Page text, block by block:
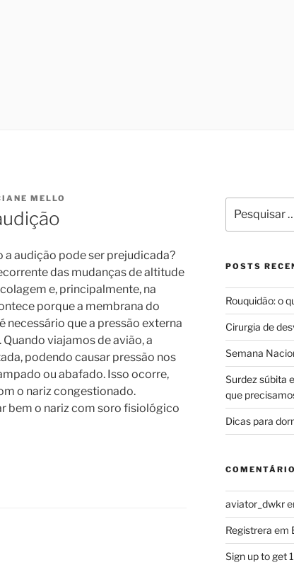
MELLO
a audição pode ser prejudicada?
das mudanças de altitude
e, principalmente, na
porque a membrana do
necessário que a pressão externa
viajamos de avião, a
podendo causar pressão nos
ou abafado. Isso ocorre,
o nariz congestionado.
bem o nariz com soro fisiológico
por:
POSTS
Rouquidão: o
Cirurgia de
Semana
Surdez súbita
que
Dicas para
aviator_dwkr
Registrera em
Sign up to get